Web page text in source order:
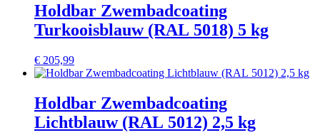
Holdbar Zwembadcoating
Turkooisblauw (RAL 5018) 5 kg
€ 205,99
Holdbar Zwembadcoating
Lichtblauw (RAL 5012) 2,5 kg